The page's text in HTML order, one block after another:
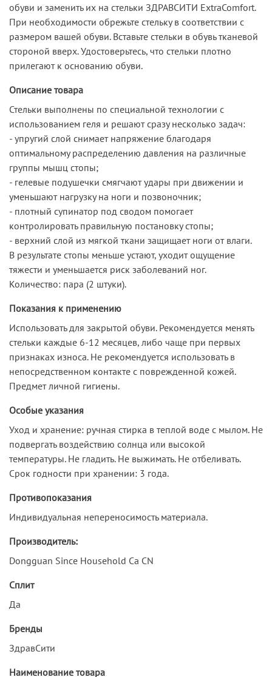
обуви и заменить их на стельки ЗДРАВСИТИ ExtraComfort.
При необходимости обрежьте стельку в соответствии с
размером вашей обуви. Вставьте стельки в обувь тканевой
стороной вверх. Удостоверьтесь, что стельки плотно
прилегают к основанию обуви.
Описание товара
Стельки выполнены по специальной технологии с
использованием геля и решают сразу несколько задач:
- упругий слой снимает напряжение благодаря
оптимальному распределению давления на различные
группы мышц стопы;
- гелевые подушечки смягчают удары при движении и
уменьшают нагрузку на ноги и позвоночник;
- плотный супинатор под сводом помогает
контролировать правильную постановку стопы;
- верхний слой из мягкой ткани защищает ноги от влаги.
В результате стопы меньше устают, уходит ощущение
тяжести и уменьшается риск заболеваний ног.
Количество: пара (2 штуки).
Показания к применению
Использовать для закрытой обуви. Рекомендуется менять
стельки каждые 6-12 месяцев, либо чаще при первых
признаках износа. Не рекомендуется использовать в
непосредственном контакте с поврежденной кожей.
Предмет личной гигиены.
Особые указания
Уход и хранение: ручная стирка в теплой воде с мылом. Не
подвергать воздействию солнца или высокой
температуры. Не гладить. Не выжимать. Не отбеливать.
Срок годности при хранении: 3 года.
Противопоказания
Индивидуальная непереносимость материала.
Производитель:
Dongguan Since Household Ca CN
Сплит
Да
Бренды
ЗдравСити
Наименование товара